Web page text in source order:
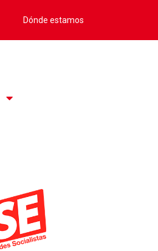
Dónde estamos